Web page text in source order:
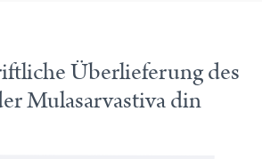
Überlieferung des
Mulasarvastiva din